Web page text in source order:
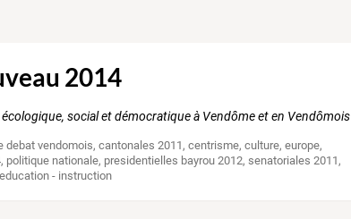
2014
social et démocratique à Vendôme et en Vendômois
debat vendomois,cantonales 2011,centrisme,culture,europe,
, politique nationale, presidentielles bayrou 2012,senatoriales 2011,
education - instruction